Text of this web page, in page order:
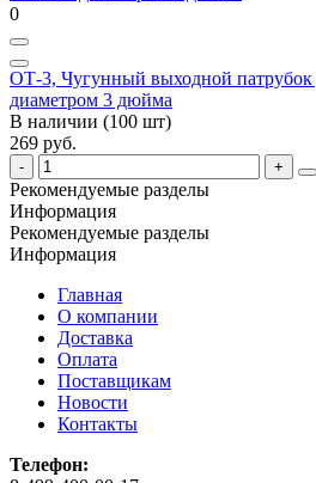
0
ОТ-3, Чугунный выходной патрубок
диаметром 3 дюйма
В наличии (100 шт)
269 руб.
Рекомендуемые разделы
Информация
Рекомендуемые разделы
Информация
Главная
О компании
Доставка
Оплата
Поставщикам
Новости
Контакты
Телефон: